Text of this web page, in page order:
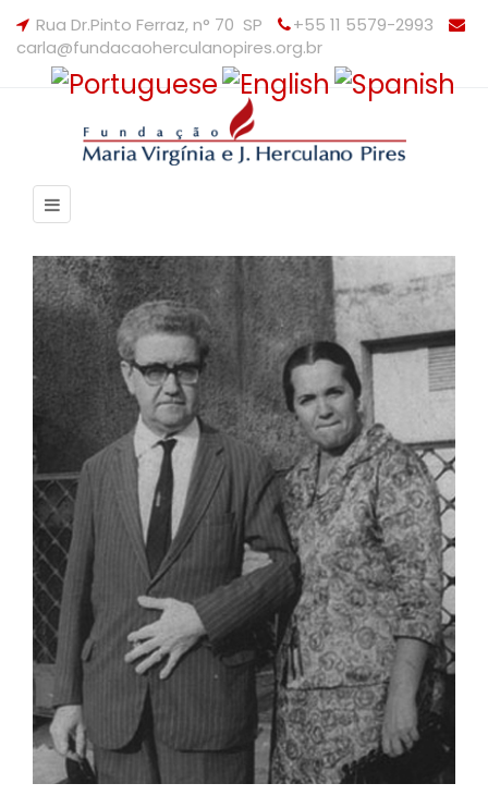
Rua Dr.Pinto Ferraz, n° 70 SP
+55 11 5579-2993
carla@fundacaoherculanopires.org.br